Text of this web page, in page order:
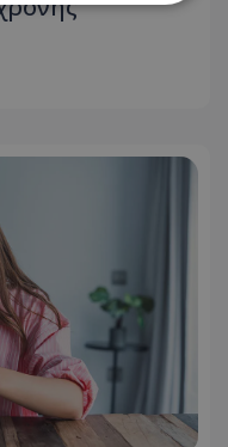
επιτρέπουν
όπως τη
λογαριασμού.
σωστά
Προμηθευτής
.lifenewscy.tothemaonline.com